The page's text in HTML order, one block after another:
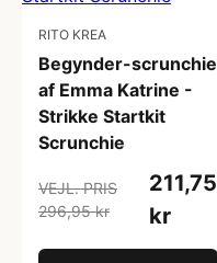
RITO KREA
Begynder-scrunchie
af Emma Katrine -
Strikke Startkit
Scrunchie
VEJL. PRIS
296,95 kr
211,75
kr